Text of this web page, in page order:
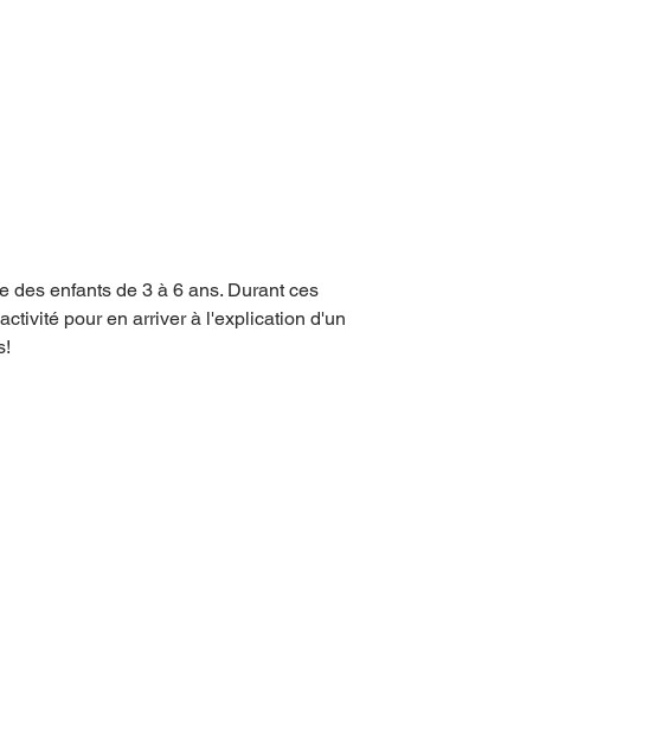
enfants de 3 à 6 ans. Durant ces
pour en arriver à l'explication d'un